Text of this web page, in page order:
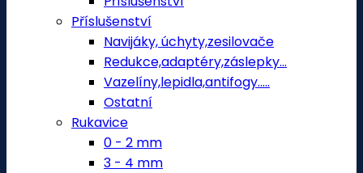
Příslušenství
Navijáky, úchyty,zesilovače
Redukce,adaptéry,záslepky...
Vazelíny,lepidla,antifogy.....
Ostatní
Rukavice
0 - 2 mm
3 - 4 mm